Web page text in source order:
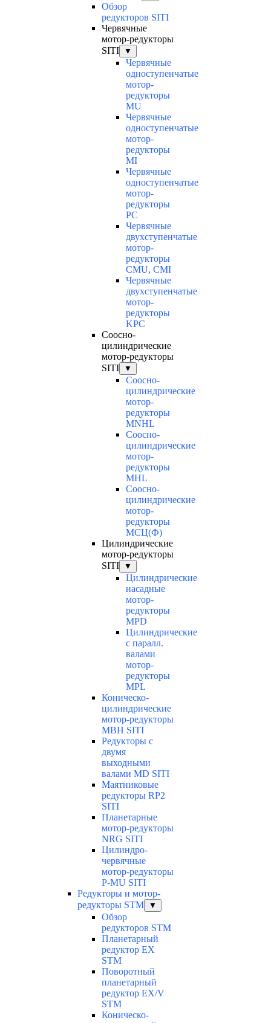
Обзор
редукторов SITI
Червячные
мотор-редукторы
SITI
▼
Червячные
одноступенчатые
мотор-
редукторы
MU
Червячные
одноступенчатые
мотор-
редукторы
MI
Червячные
одноступенчатые
мотор-
редукторы
PC
Червячные
двухступенчатые
мотор-
редукторы
CMU, CMI
Червячные
двухступенчатые
мотор-
редукторы
KPC
Соосно-
цилиндрические
мотор-редукторы
SITI
▼
Соосно-
цилиндрические
мотор-
редукторы
MNHL
Соосно-
цилиндрические
мотор-
редукторы
MHL
Соосно-
цилиндрические
мотор-
редукторы
МСЦ(Ф)
Цилиндрические
мотор-редукторы
SITI
▼
Цилиндрические
насадные
мотор-
редукторы
MPD
Цилиндрические
с паралл.
валами
мотор-
редукторы
MPL
Коническо-
цилиндрические
мотор-редукторы
MBH SITI
Редукторы с
двумя
выходными
валами MD SITI
Маятниковые
редукторы RP2
SITI
Планетарные
мотор-редукторы
NRG SITI
Цилиндро-
червячные
мотор-редукторы
P-MU SITI
Редукторы и мотор-
редукторы STM
▼
Обзор
редукторов STM
Планетарный
редуктор ЕХ
STM
Поворотный
планетарный
редуктор EX/V
STM
Коническо-